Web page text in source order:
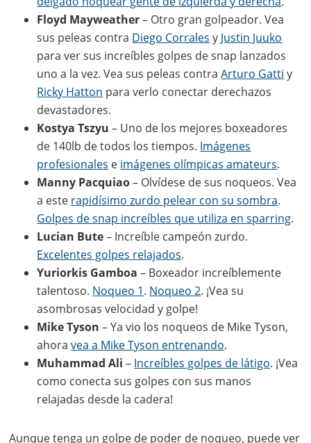
Floyd Mayweather– Otro gran golpeador. Vea
sus peleas contra Diego Corrales y Justin Juuko
para ver sus increíbles golpes de snap lanzados
uno a la vez. Vea sus peleas contraArturo Gatti y
Ricky Hatton para verlo conectar derechazos
devastadores.
Kostya Tszyu – Uno de los mejores boxeadores
de 140lb de todos los tiempos. Imágenes
profesionales e imágenes olímpicas amateurs.
Manny Pacquiao– Olvídese de sus noqueos. Vea
a este rapidísimo zurdo pelear con su sombra.
Golpes de snap increíbles que utiliza en sparring.
Lucian Bute– Increíble campeón zurdo.
Excelentes golpes relajados.
Yuriorkis Gamboa – Boxeador increíblemente
talentoso. Noqueo 1. Noqueo 2. ¡Vea su
asombrosas velocidad y golpe!
Mike Tyson – Ya vio los noqueos de Mike Tyson,
ahoravea a Mike Tyson entrenando.
Muhammad Ali – Increíbles golpes de látigo. ¡Vea
como conecta sus golpes con sus manos
relajadas desde la cadera!
Aunque tenga un golpe de poder de noqueo, puede ver